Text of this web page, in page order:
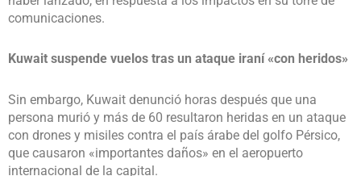
comunicaciones.
Kuwait suspende vuelos tras un ataque iraní «con heridos»
Sin embargo, Kuwait denunció horas después que una
persona murió y más de 60 resultaron heridas en un ataque
con drones y misiles contra el país árabe del golfo Pérsico,
que causaron «importantes daños» en el aeropuerto
internacional de la capital.